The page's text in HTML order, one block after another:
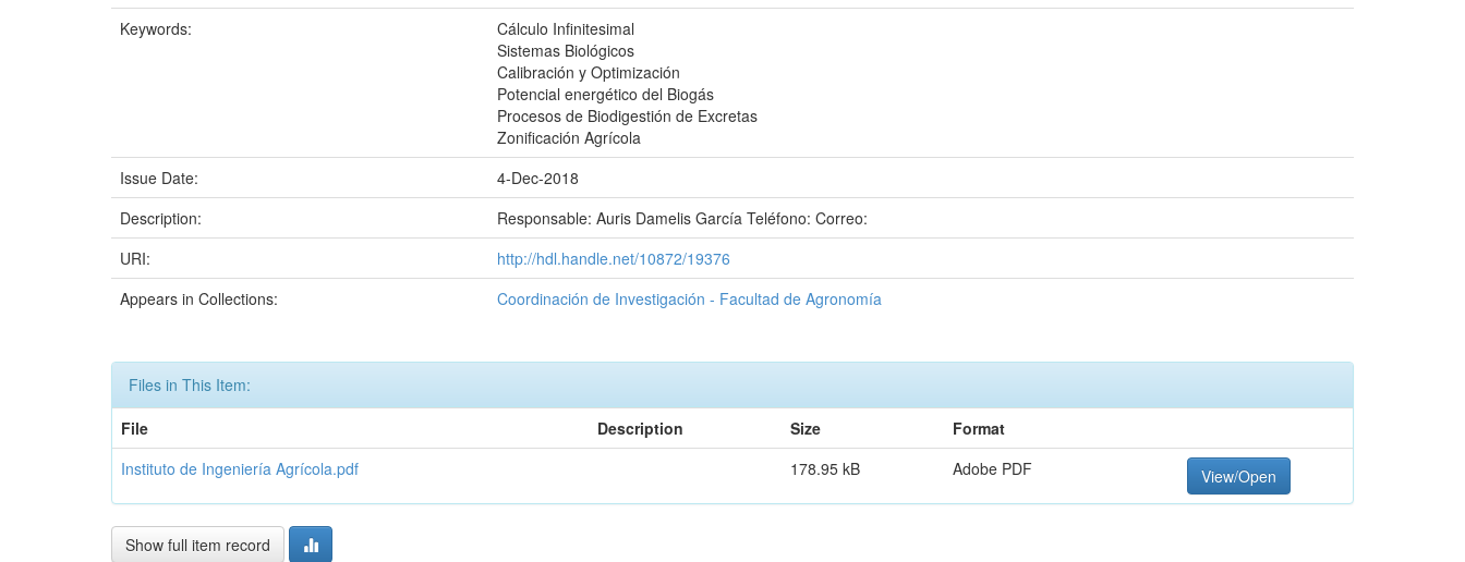
Keywords:
Cálculo Infinitesimal
Sistemas Biológicos
Calibración y Optimización
Potencial energético del Biogás
Procesos de Biodigestión de Excretas
Zonificación Agrícola
Issue Date:
4-Dec-2018
Description:
Responsable: Auris Damelis García Teléfono: Correo:
URI:
http://hdl.handle.net/10872/19376
Appears in Collections:
Coordinación de Investigación - Facultad de Agronomía
Files in This Item:
File
Description Size
Format
Instituto de Ingeniería Agrícola.pdf
178.95 kB Adobe PDF View/Open
Show full item record